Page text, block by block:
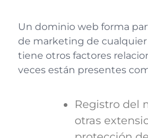
Un dominio web forma
de marketing de
tiene otros factores
veces están presentes
Registro del
otras